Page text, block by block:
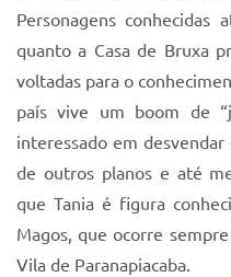
Personagens conhecidas
quanto a Casa de Bruxa
voltadas para o
país vive um boom de
interessado em
de outros planos e até
que Tania é figura
Magos, que ocorre
Vila de Paranapiacaba.